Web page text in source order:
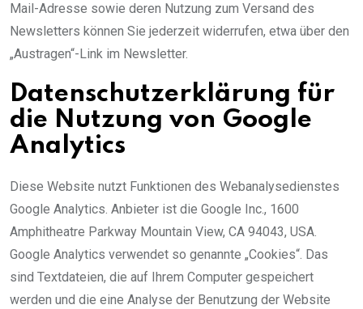
Mail-Adresse sowie deren Nutzung zum Versand des
Newsletters können Sie jederzeit widerrufen, etwa über den
„Austragen“-Link im Newsletter.
Datenschutzerklärung für
die Nutzung von Google
Analytics
Diese Website nutzt Funktionen des Webanalysedienstes
Google Analytics. Anbieter ist die Google Inc., 1600
Amphitheatre Parkway Mountain View, CA 94043, USA.
Google Analytics verwendet so genannte „Cookies“. Das
sind Textdateien, die auf Ihrem Computer gespeichert
werden und die eine Analyse der Benutzung der Website